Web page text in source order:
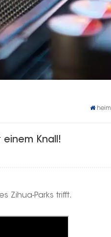
heim
einem Knall!
Zihua-Parks trifft.